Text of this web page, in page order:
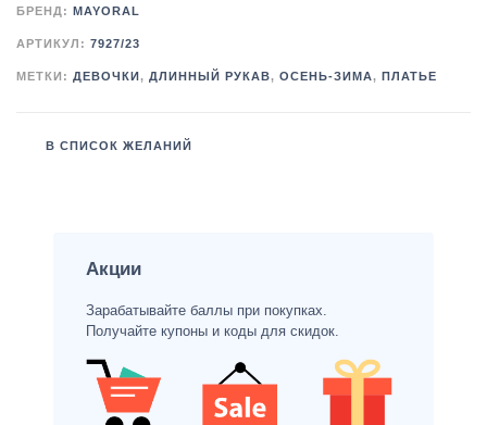
БРЕНД: MAYORAL
АРТИКУЛ: 7927/23
МЕТКИ: ДЕВОЧКИ , ДЛИННЫЙ РУКАВ, ОСЕНЬ-ЗИМА, ПЛАТЬЕ
В СПИСОК ЖЕЛАНИЙ
Акции
Зарабатывайте баллы при покупках.
Получайте купоны и коды для скидок.